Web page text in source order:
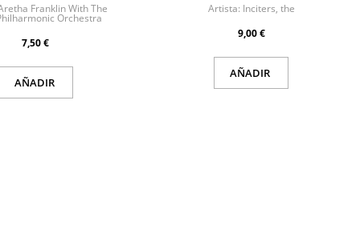
Franklin With The
Orchestra
7,50 €
AÑADIR
Artista: Inciters, the
9,00 €
AÑADIR